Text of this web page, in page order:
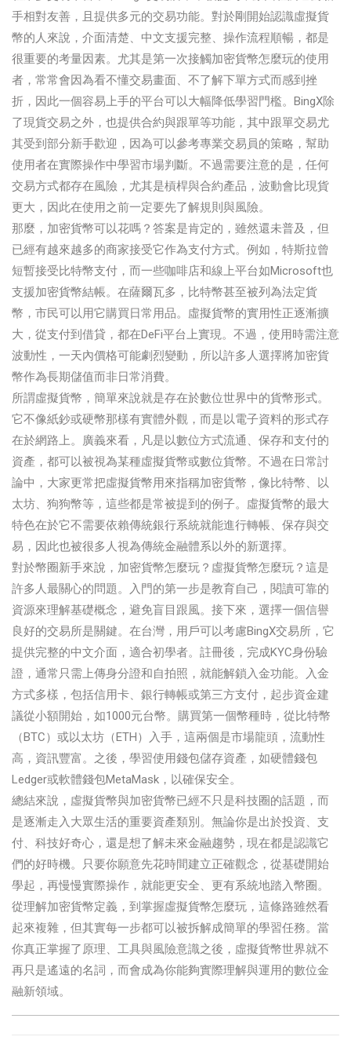
手相對友善，且提供多元的交易功能。對於剛開始認識虛擬貨
幣的人來說，介面清楚、中文支援完整、操作流程順暢，都是
很重要的考量因素。尤其是第一次接觸加密貨幣怎麼玩的使用
者，常常會因為看不懂交易畫面、不了解下單方式而感到挫
折，因此一個容易上手的平台可以大幅降低學習門檻。BingX除
了現貨交易之外，也提供合約與跟單等功能，其中跟單交易尤
其受到部分新手歡迎，因為可以參考專業交易員的策略，幫助
使用者在實際操作中學習市場判斷。不過需要注意的是，任何
交易方式都存在風險，尤其是槓桿與合約產品，波動會比現貨
更大，因此在使用之前一定要先了解規則與風險。
那麼，加密貨幣可以花嗎？答案是肯定的，雖然還未普及，但
已經有越來越多的商家接受它作為支付方式。例如，特斯拉曾
短暫接受比特幣支付，而一些咖啡店和線上平台如Microsoft也
支援加密貨幣結帳。在薩爾瓦多，比特幣甚至被列為法定貨
幣，市民可以用它購買日常用品。虛擬貨幣的實用性正逐漸擴
大，從支付到借貸，都在DeFi平台上實現。不過，使用時需注意
波動性，一天內價格可能劇烈變動，所以許多人選擇將加密貨
幣作為長期儲值而非日常消費。
所謂虛擬貨幣，簡單來說就是存在於數位世界中的貨幣形式。
它不像紙鈔或硬幣那樣有實體外觀，而是以電子資料的形式存
在於網路上。廣義來看，凡是以數位方式流通、保存和支付的
資產，都可以被視為某種虛擬貨幣或數位貨幣。不過在日常討
論中，大家更常把虛擬貨幣用來指稱加密貨幣，像比特幣、以
太坊、狗狗幣等，這些都是常被提到的例子。虛擬貨幣的最大
特色在於它不需要依賴傳統銀行系統就能進行轉帳、保存與交
易，因此也被很多人視為傳統金融體系以外的新選擇。
對於幣圈新手來說，加密貨幣怎麼玩？虛擬貨幣怎麼玩？這是
許多人最關心的問題。入門的第一步是教育自己，閱讀可靠的
資源來理解基礎概念，避免盲目跟風。接下來，選擇一個信譽
良好的交易所是關鍵。在台灣，用戶可以考慮BingX交易所，它
提供完整的中文介面，適合初學者。註冊後，完成KYC身份驗
證，通常只需上傳身分證和自拍照，就能解鎖入金功能。入金
方式多樣，包括信用卡、銀行轉帳或第三方支付，起步資金建
議從小額開始，如1000元台幣。購買第一個幣種時，從比特幣
（BTC）或以太坊（ETH）入手，這兩個是市場龍頭，流動性
高，資訊豐富。之後，學習使用錢包儲存資產，如硬體錢包
Ledger或軟體錢包MetaMask，以確保安全。
總結來說，虛擬貨幣與加密貨幣已經不只是科技圈的話題，而
是逐漸走入大眾生活的重要資產類別。無論你是出於投資、支
付、科技好奇心，還是想了解未來金融趨勢，現在都是認識它
們的好時機。只要你願意先花時間建立正確觀念，從基礎開始
學起，再慢慢實際操作，就能更安全、更有系統地踏入幣圈。
從理解加密貨幣定義，到掌握虛擬貨幣怎麼玩，這條路雖然看
起來複雜，但其實每一步都可以被拆解成簡單的學習任務。當
你真正掌握了原理、工具與風險意識之後，虛擬貨幣世界就不
再只是遙遠的名詞，而會成為你能夠實際理解與運用的數位金
融新領域。